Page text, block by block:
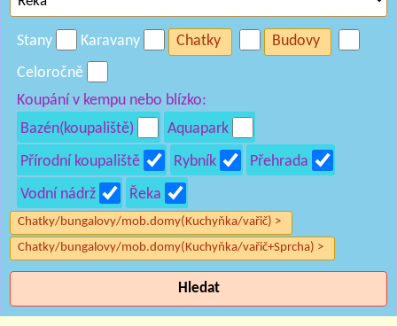
Stany Karavany Chatky
Budovy
Celoročně
Koupání v kempu nebo blízko:
Bazén(koupaliště)
Aquapark
Přírodní koupaliště
Rybník
Přehrada
Vodní nádrž
Řeka
Chatky/bungalovy/mob.domy(Kuchyňka/vařič) >
Chatky/bungalovy/mob.domy(Kuchyňka/vařič+Sprcha) >
Hledat